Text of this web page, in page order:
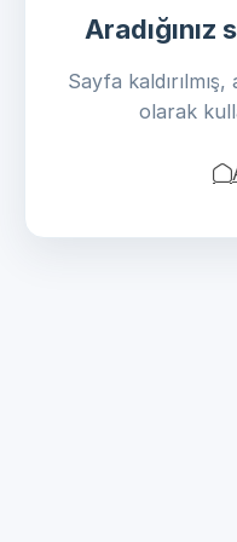
Aradığınız
Sayfa
olarak